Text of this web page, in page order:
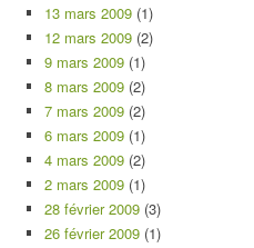
13 mars 2009 (1)
12 mars 2009 (2)
9 mars 2009 (1)
8 mars 2009 (2)
7 mars 2009 (2)
6 mars 2009 (1)
4 mars 2009 (2)
2 mars 2009 (1)
28 février 2009 (3)
26 février 2009 (1)